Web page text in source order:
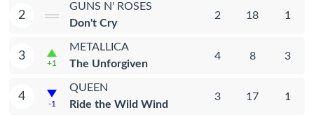
2
GUNS N' ROSES
Don't Cry
2 18 1
3
+1
METALLICA
The Unforgiven
4 8 3
4
-1
QUEEN
Ride the Wild Wind
3 17 1